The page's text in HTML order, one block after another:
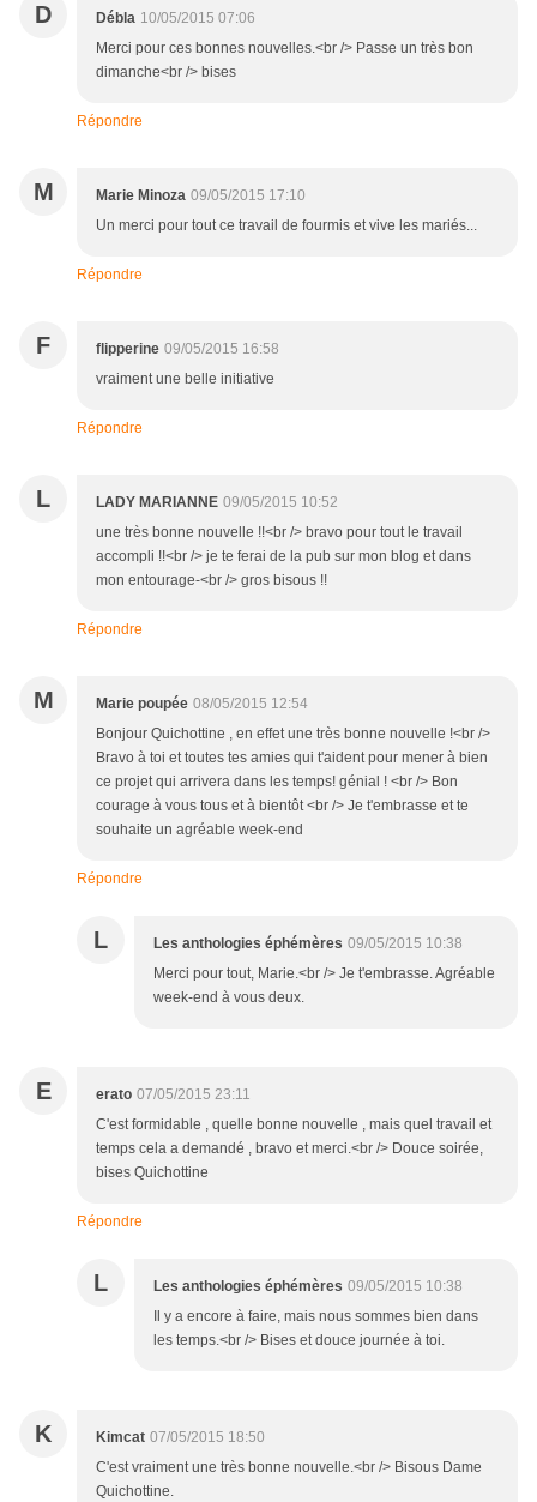
D Débla 10/05/2015 07:06
Merci pour ces bonnes nouvelles.<br /> Passe un très bon
dimanche<br /> bises
Répondre
M Marie Minoza 09/05/2015 17:10
Un merci pour tout ce travail de fourmis et vive les mariés...
Répondre
F flipperine 09/05/2015 16:58
vraiment une belle initiative
Répondre
L LADY MARIANNE 09/05/2015 10:52
une très bonne nouvelle !!<br /> bravo pour tout le travail
accompli !!<br /> je te ferai de la pub sur mon blog et dans
mon entourage-<br /> gros bisous !!
Répondre
M Marie poupée 08/05/2015 12:54
Bonjour Quichottine , en effet une très bonne nouvelle !<br />
Bravo à toi et toutes tes amies qui t'aident pour mener à bien
ce projet qui arrivera dans les temps! génial ! <br /> Bon
courage à vous tous et à bientôt <br /> Je t'embrasse et te
souhaite un agréable week-end
Répondre
L Les anthologies éphémères 09/05/2015 10:38
Merci pour tout, Marie.<br /> Je t'embrasse. Agréable
week-end à vous deux.
E erato 07/05/2015 23:11
C'est formidable , quelle bonne nouvelle , mais quel travail et
temps cela a demandé , bravo et merci.<br /> Douce soirée,
bises Quichottine
Répondre
L Les anthologies éphémères 09/05/2015 10:38
Il y a encore à faire, mais nous sommes bien dans
les temps.<br /> Bises et douce journée à toi.
K Kimcat 07/05/2015 18:50
C'est vraiment une très bonne nouvelle.<br /> Bisous Dame
Quichottine.